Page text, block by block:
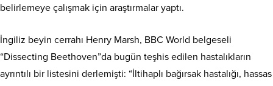
belirlemeye çalışmak için araştırmalar yaptı.
İngiliz beyin cerrahı Henry Marsh, BBC World belgeseli
“Dissecting Beethoven”da bugün teşhis edilen hastalıkların
ayrıntılı bir listesini derlemişti: “İltihaplı bağırsak hastalığı, hassas